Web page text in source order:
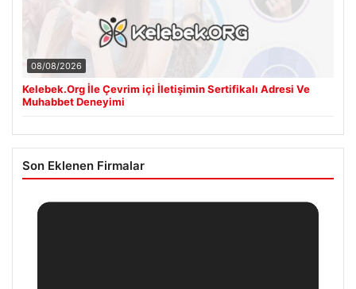
08/08/2026
Kelebek.Org İle Çevrim içi İletişimin Sertifikalı Adresi Ve
Muhabbet Deneyimi
Son Eklenen Firmalar